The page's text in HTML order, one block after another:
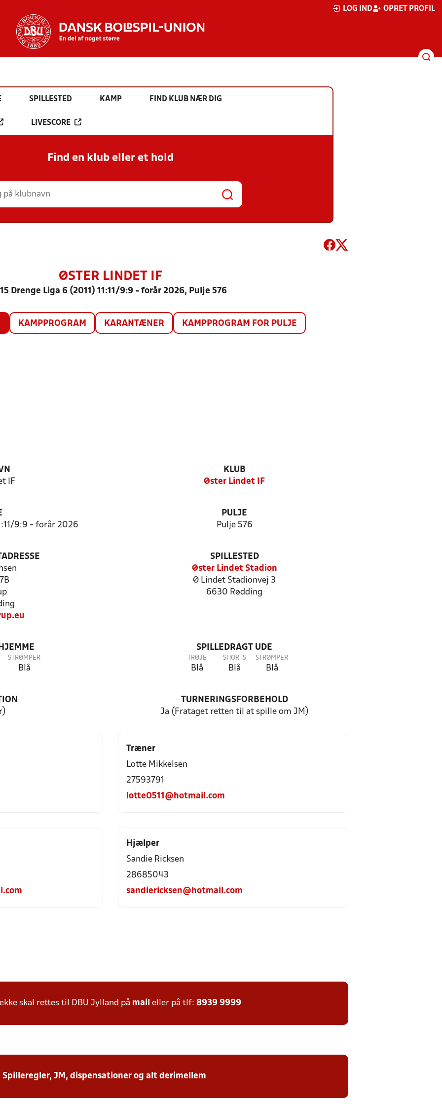
LOG IND OPRET PROFIL
SPILLESTED KAMP FIND KLUB NÆR DIG
LIVESCORE
Find en klub eller et hold
ØSTER LINDET IF
Drenge Liga 6 (2011) 11:11/9:9 - forår 2026, Pulje 576
KAMPPROGRAM KARANTÆNER KAMPPROGRAM FOR PULJE
IF
KLUB
Øster Lindet IF
9:9 - forår 2026
PULJE
Pulje 576
SPILLESTED
Øster Lindet Stadion
Ø Lindet Stadionvej 3
6630 Rødding
STRØMPER
Blå
SPILLEDRAGT UDE
TRØJE
Blå
SHORTS
Blå
STRØMPER
Blå
TURNERINGSFORBEHOLD
Ja (Frataget retten til at spille om JM)
Træner
Lotte Mikkelsen
27593791
lotte0511@hotmail.com
Hjælper
Sandie Ricksen
28685043
sandiericksen@hotmail.com
skal rettes til DBU Jylland på mail eller på tlf: 8939 9999
JM, dispensationer og alt derimellem